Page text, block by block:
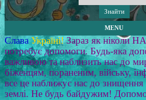
MENU
Слава Україні! Зараз як ніколи
потребує допомоги. Будь-яка
важливою та наблизить нас до
біженцям, пораненим, війську,
все це наближує нас до
землі. Не будь байдужим!